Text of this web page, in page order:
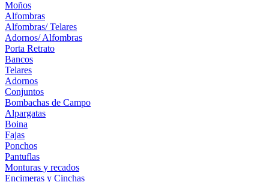
Moños
Alfombras
Alfombras/ Telares
Adornos/ Alfombras
Porta Retrato
Bancos
Telares
Adornos
Conjuntos
Bombachas de Campo
Alpargatas
Boina
Fajas
Ponchos
Pantuflas
Monturas y recados
Encimeras y Cinchas